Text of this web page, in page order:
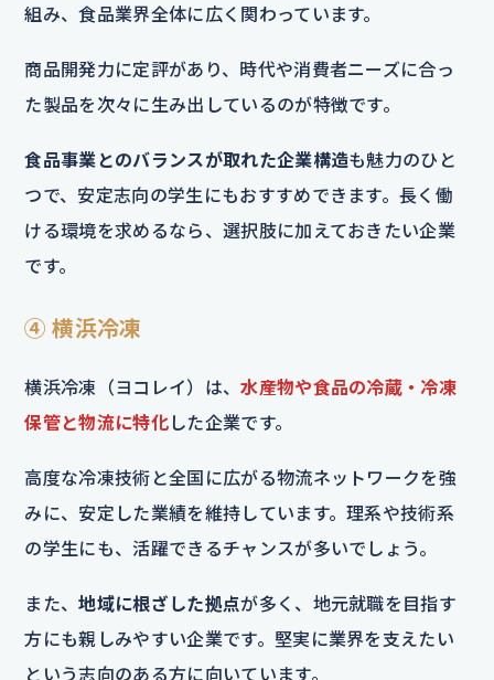
組み、食品業界全体に広く関わっています。
商品開発力に定評があり、時代や消費者ニーズに合っ
た製品を次々に生み出しているのが特徴です。
食品事業とのバランスが取れた企業構造も魅力のひと
つで、安定志向の学生にもおすすめできます。長く働
ける環境を求めるなら、選択肢に加えておきたい企業
です。
④ 横浜冷凍
横浜冷凍（ヨコレイ）は、水産物や食品の冷蔵・冷凍
保管と物流に特化した企業です。
高度な冷凍技術と全国に広がる物流ネットワークを強
みに、安定した業績を維持しています。理系や技術系
の学生にも、活躍できるチャンスが多いでしょう。
また、地域に根ざした拠点が多く、地元就職を目指す
方にも親しみやすい企業です。堅実に業界を支えたい
という志向のある方に向いています。